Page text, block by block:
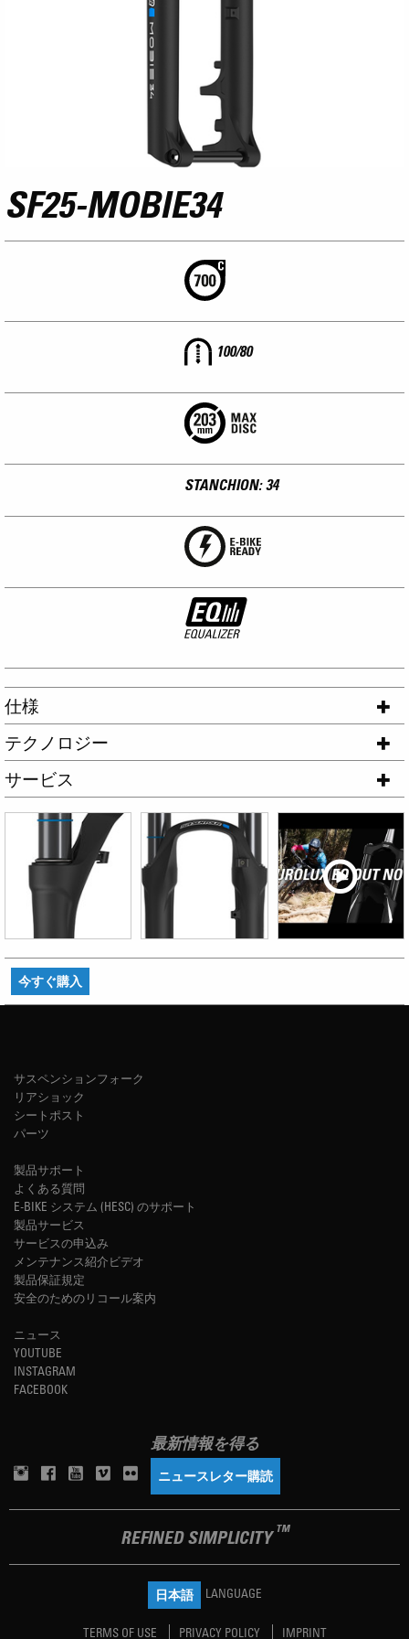
SF25-MOBIE34
100/80
STANCHION: 34
仕様
テクノロジー
サービス
今すぐ購入
サスペンションフォーク
リアショック
シートポスト
パーツ
製品サポート
よくある質問
E-BIKE システム (HESC) のサポート
製品サービス
サービスの申込み
メンテナンス紹介ビデオ
製品保証規定
安全のためのリコール案内
ニュース
YOUTUBE
INSTAGRAM
FACEBOOK
最新情報を得る
ニュースレター購読
REFINED SIMPLICITY TM
日本語 LANGUAGE
TERMS OF USE PRIVACY POLICY IMPRINT